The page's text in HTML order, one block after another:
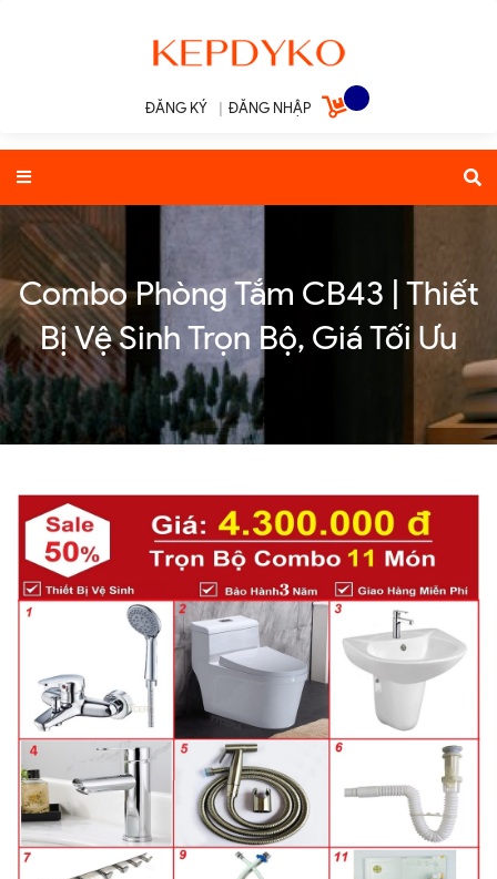
ĐĂNG KÝ ĐĂNG NHẬP
Combo Phòng Tắm CB43 | Thiết
Bị Vệ Sinh Trọn Bộ, Giá Tối Ưu